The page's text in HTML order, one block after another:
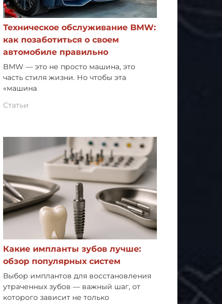
Техническое обслуживание BMW:
как позаботиться о своем
автомобиле правильно
BMW — это не просто машина, это
часть стиля жизни. Но чтобы эта
«машина
Статьи
Какие импланты зубов лучше:
обзор популярных систем
Выбор имплантов для восстановления
утраченных зубов — важный шаг, от
которого зависит не только